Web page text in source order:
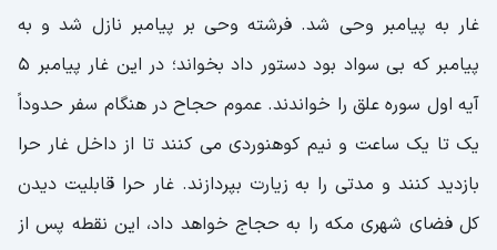
غار به پیامبر وحی شد. فرشته وحی بر پیامبر نازل شد و به
پیامبر که بی سواد بود دستور داد بخواند؛ در این غار پیامبر 5
آیه اول سوره علق را خواندند. عموم حجاح در هنگام سفر حدوداً
یک تا یک ساعت و نیم کوهنوردی می کنند تا از داخل غار حرا
بازدید کنند و مدتی را به زیارت بپردازند. غار حرا قابلیت دیدن
کل فضای شهری مکه را به حجاج خواهد داد، این نقطه پس از